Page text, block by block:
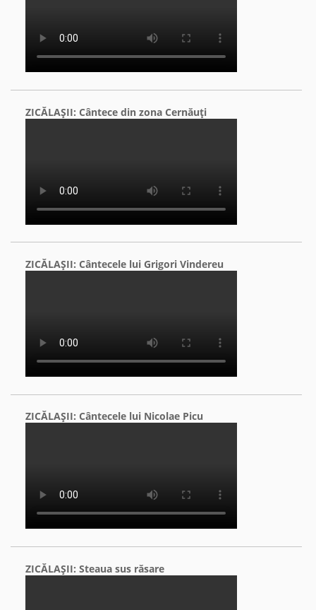
ZICĂLAŞII: Cântece din zona Cernăuţi
ZICĂLAŞII: Cântecele lui Grigori Vindereu
ZICĂLAŞII: Cântecele lui Nicolae Picu
ZICĂLAŞII: Steaua sus răsare